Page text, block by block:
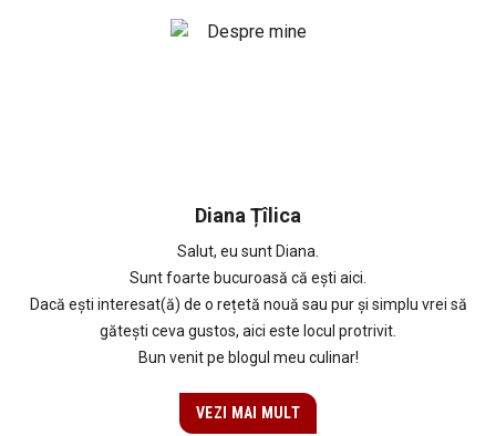
Diana Țîlica
Salut, eu sunt Diana.
Sunt foarte bucuroasă că ești aici.
Dacă ești interesat(ă) de o rețetă nouă sau pur și simplu vrei să
gătești ceva gustos, aici este locul protrivit.
Bun venit pe blogul meu culinar!
VEZI MAI MULT